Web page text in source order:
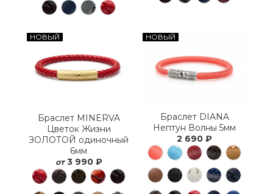
НОВЫЙ
Браслет MINERVA
Цветок Жизни
ЗОЛОТОЙ одиночный
6мм
от 3 990 ₽
НОВЫЙ
Браслет DIANA
Нептун Волны 5мм
2 690 ₽